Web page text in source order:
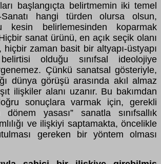
başlangıçta belirtmemin iki temel
hangi türden olursa olsun,
kesin belirlemesinden koparmak
sanat ürünü, en açık seçik olanı
zaman basit bir altyapı-üstyapı
belirtisi olduğu sınıfsal ideolojiye
Çünkü sanatsal gösteriyle,
dünya görüşü arasında akıl almaz
ilişkiler alanı uzanır. Bu bakımdan
sonuçlara varmak için, gerekli
yasası” sanatla sınıfsallık
ve ilişkiyi saptamakta, öncelikle
gereken bir yöntem olması